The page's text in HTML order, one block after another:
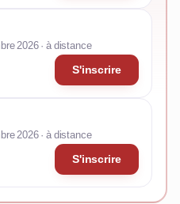
2026 · à distance
S'inscrire
2026 · à distance
S'inscrire